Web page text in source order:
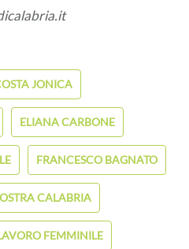
JONICA
ELIANA CARBONE
FRANCESCO BAGNATO
CALABRIA
FEMMINILE